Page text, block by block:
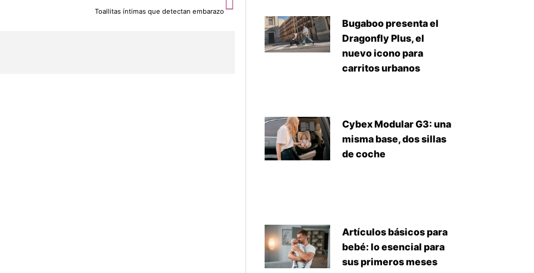
Toallitas íntimas que detectan embarazo
Bugaboo presenta el
Dragonfly Plus, el
nuevo icono para
carritos urbanos
Cybex Modular G3: una
misma base, dos sillas
de coche
Artículos básicos para
bebé: lo esencial para
sus primeros meses